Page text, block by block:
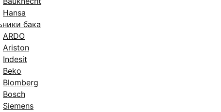
Hansa
бака
ARDO
Ariston
Indesit
Beko
Blomberg
Bosch
Siemens